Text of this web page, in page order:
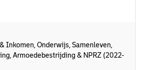
Inkomen, Onderwijs, Samenleven,
Armoedebestrijding & NPRZ (2022-